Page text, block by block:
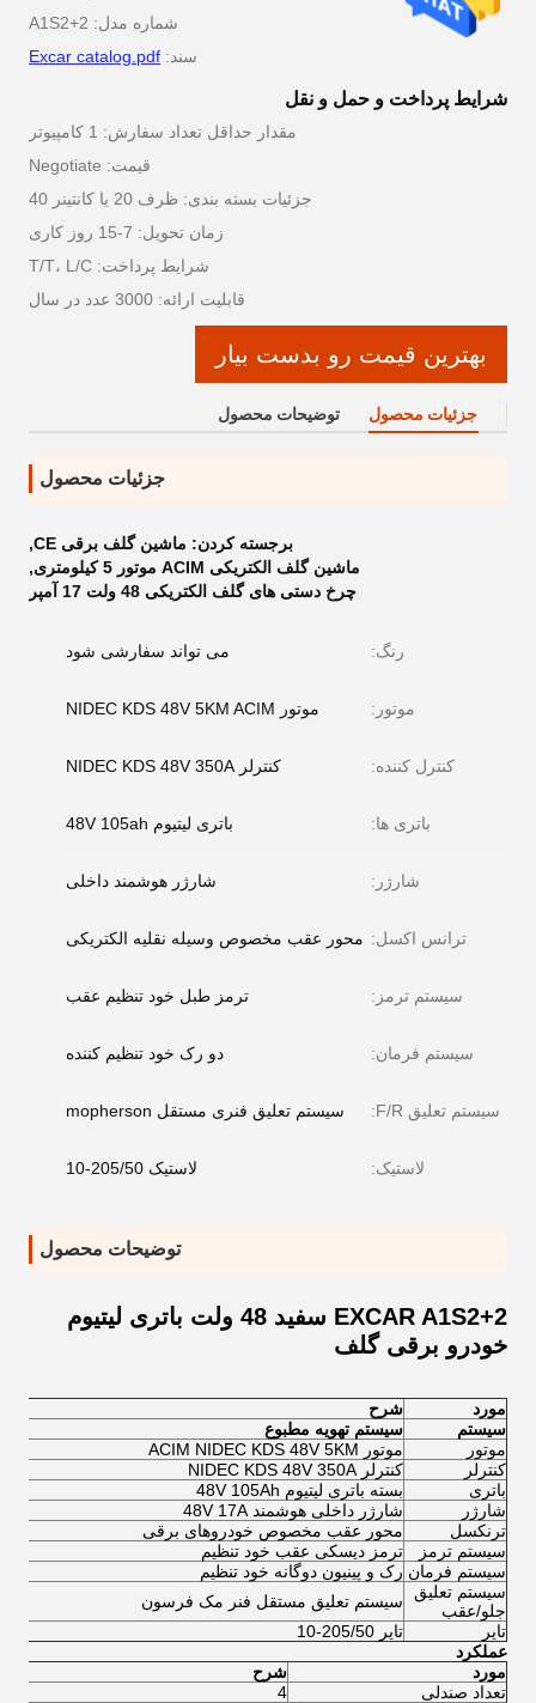
شماره مدل: A1S2+2
سند: Excar catalog.pdf
شرایط پرداخت و حمل و نقل
مقدار حداقل تعداد سفارش: 1 کامپیوتر
قیمت: Negotiate
جزئیات بسته بندی: ظرف 20 یا کانتینر 40
زمان تحویل: 7-15 روز کاری
شرایط پرداخت: T/T، L/C
قابلیت ارائه: 3000 عدد در سال
بهترین قیمت رو بدست بیار
جزئیات محصول توضیحات محصول
جزئیات محصول
برجسته کردن: ماشین گلف برقی CE
,
ماشین گلف الکتریکی ACIM موتور 5 کیلومتری
,
چرخ دستی های گلف الکتریکی 48 ولت 17 آمپر
رنگ: می تواند سفارشی شود
موتور: موتور NIDEC KDS 48V 5KM ACIM
کنترل کننده: کنترلر NIDEC KDS 48V 350A
باتری ها: باتری لیتیوم 48V 105ah
شارژر: شارژر هوشمند داخلی
ترانس اکسل: محور عقب مخصوص وسیله نقلیه الکتریکی
سیستم ترمز: ترمز طبل خود تنظیم عقب
سیستم فرمان: دو رک خود تنظیم کننده
سیستم تعلیق F/R: سیستم تعلیق فنری مستقل mopherson
لاستیک: لاستیک 205/50-10
توضیحات محصول
EXCAR A1S2+2 سفید 48 ولت باتری لیتیوم
خودرو برقی گلف
مورد
شرح
سیستم
سیستم تهویه مطبوع
موتور
موتور ACIM NIDEC KDS 48V 5KM
کنترلر
کنترلر NIDEC KDS 48V 350A
باتری
بسته باتری لیتیوم 48V 105Ah
شارژر
شارژر داخلی هوشمند 48V 17A
ترنکسل
محور عقب مخصوص خودروهای برقی
سیستم ترمز
ترمز دیسکی عقب خود تنظیم
سیستم فرمان رک و پینیون دوگانه خود تنظیم
سیستم تعلیق
جلو/عقب
سیستم تعلیق مستقل فنر مک فرسون
تایر
تایر 205/50-10
عملکرد
مورد
شرح
تعداد صندلی
4